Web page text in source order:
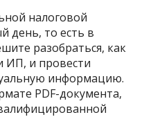
налоговой
день, то есть в
разобраться, как
ИП, и провести
информацию.
PDF-документа,